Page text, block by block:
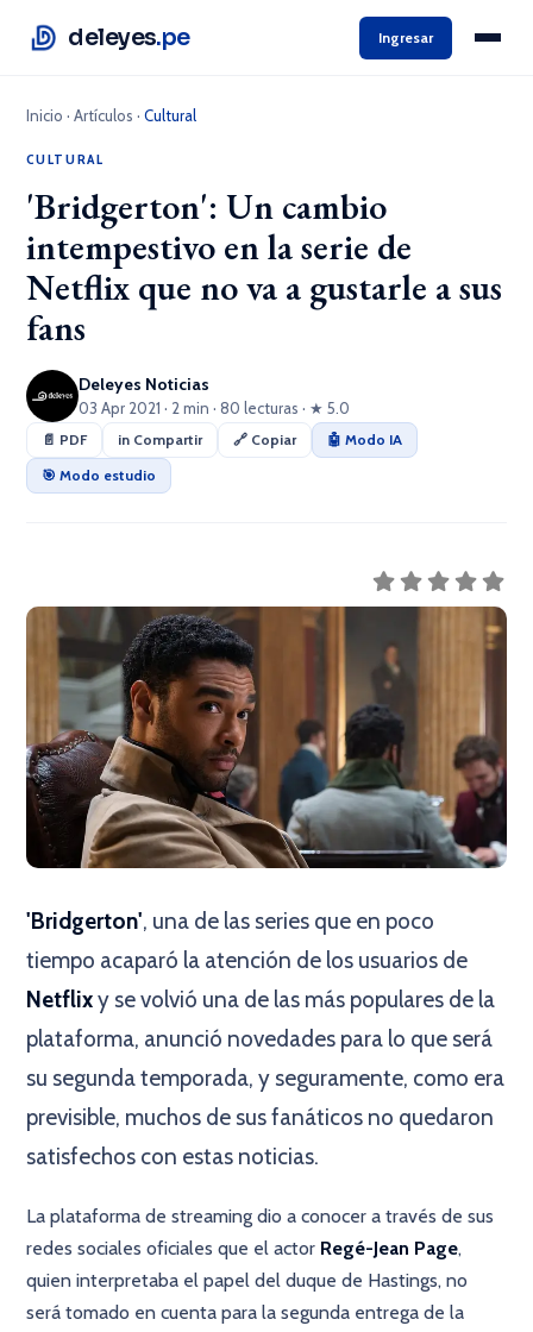
deleyes.pe Ingresar
Inicio ·Artículos ·Cultural
CULTURAL
'Bridgerton': Un cambio
intempestivo en la serie de
Netflix que no va a gustarle a sus
fans
Deleyes Noticias
03 Apr 2021 · 2 min · 80 lecturas · ★ 5.0
📄 PDF in Compartir 🔗 Copiar
🤖 Modo IA
🎯 Modo estudio
'Bridgerton', una de las series que en poco
tiempo acaparó la atención de los usuarios de
Netflixy se volvió una de las más populares de la
plataforma, anunció novedades para lo que será
su segunda temporada, y seguramente, como era
previsible, muchos de sus fanáticos no quedaron
satisfechos con estas noticias.
La plataforma de streaming dio a conocer a través de sus
redes sociales oficiales que el actor Regé-Jean Page,
quien interpretaba el papel del duque de Hastings, no
será tomado en cuenta para la segunda entrega de la